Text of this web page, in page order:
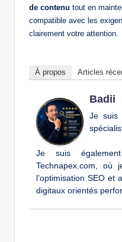
de contenu tout en
compatible avec les
clairement votre attention.
À propos Articles
Badii
Je suis
Je suis
Technapex.com,
l’optimisation SEO et
digitaux orientés